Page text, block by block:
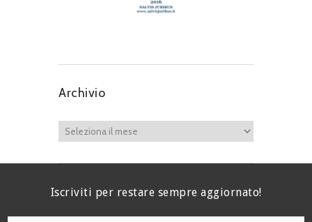
Archivio
Iscriviti per restare sempre aggiornato!